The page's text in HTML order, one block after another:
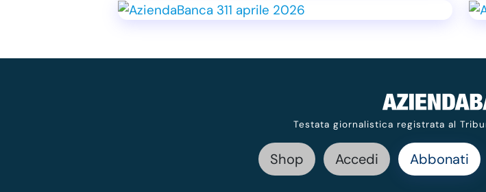
Testata giornalistica registrata al
Shop Accedi Abbonati